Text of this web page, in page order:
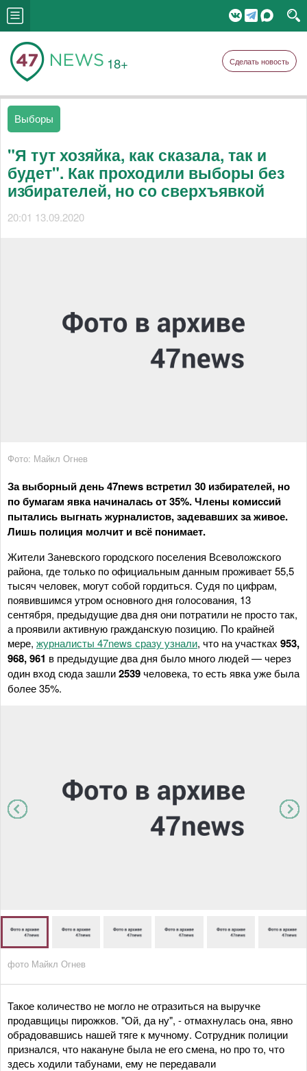
18+ Сделать новость
Выборы
"Я тут хозяйка, как сказала, так и
будет". Как проходили выборы без
избирателей, но со сверхъявкой
20:01 13.09.2020
Фото: Майкл Огнев
За выборный день 47news встретил 30 избирателей, но
по бумагам явка начиналась от 35%. Члены комиссий
пытались выгнать журналистов, задевавших за живое.
Лишь полиция молчит и всё понимает.
Жители Заневского городского поселения Всеволожского
района, где только по официальным данным проживает 55,5
тысяч человек, могут собой гордиться. Судя по цифрам,
появившимся утром основного дня голосования, 13
сентября, предыдущие два дня они потратили не просто так,
а проявили активную гражданскую позицию. По крайней
мере, журналисты 47news сразу узнали, что на участках 953,
968, 961 в предыдущие два дня было много людей — через
один вход сюда зашли2539человека, то есть явка уже была
более 35%.
фото Майкл Огнев
Такое количество не могло не отразиться на выручке
продавщицы пирожков. "Ой, да ну", - отмахнулась она, явно
обрадовавшись нашей тяге к мучному. Сотрудник полиции
признался, что накануне была не его смена, но про то, что
здесь ходили табунами, ему не передавали